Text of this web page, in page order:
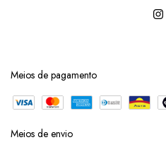
Meios de pagamento
Meios de envio